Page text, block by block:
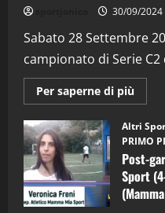
30/09/2024
Sabato 28 Settembre
campionato di Serie
Per saperne di più
Post-
gara
Melia
–
Mia
Sport
Altri
PRIMO
Post-
Sport
2 28/
3 21/